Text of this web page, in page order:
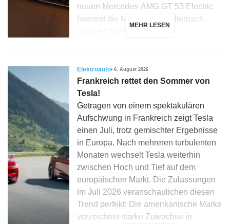
neuen Mercedes-AMG GT 53 Electric
beweist die Marke aus Affalterbach,
MEHR LESEN
Elektroauto 6. August 2026
Frankreich rettet den Sommer von
Tesla!
Getragen von einem spektakulären
Aufschwung in Frankreich zeigt Tesla
einen Juli, trotz gemischter Ergebnisse
in Europa. Nach mehreren turbulenten
Monaten wechselt Tesla weiterhin
zwischen Hoch und Tief auf dem
europäischen Markt. Die Zulassungen
im Juli 2026 veranschaulichen diesen
Trend perfekt: Die amerikanische Marke
verzeichnet starke Zuwächse in